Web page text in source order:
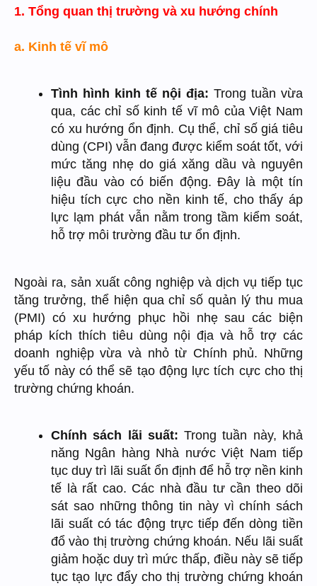
1. Tổng quan thị trường và xu hướng chính
a. Kinh tế vĩ mô
Tình hình kinh tế nội địa: Trong tuần vừa
qua, các chỉ số kinh tế vĩ mô của Việt Nam
có xu hướng ổn định. Cụ thể, chỉ số giá tiêu
dùng (CPI) vẫn đang được kiểm soát tốt, với
mức tăng nhẹ do giá xăng dầu và nguyên
liệu đầu vào có biến động. Đây là một tín
hiệu tích cực cho nền kinh tế, cho thấy áp
lực lạm phát vẫn nằm trong tầm kiểm soát,
hỗ trợ môi trường đầu tư ổn định.
Ngoài ra, sản xuất công nghiệp và dịch vụ tiếp tục
tăng trưởng, thể hiện qua chỉ số quản lý thu mua
(PMI) có xu hướng phục hồi nhẹ sau các biện
pháp kích thích tiêu dùng nội địa và hỗ trợ các
doanh nghiệp vừa và nhỏ từ Chính phủ. Những
yếu tố này có thể sẽ tạo động lực tích cực cho thị
trường chứng khoán.
Chính sách lãi suất: Trong tuần này, khả
năng Ngân hàng Nhà nước Việt Nam tiếp
tục duy trì lãi suất ổn định để hỗ trợ nền kinh
tế là rất cao. Các nhà đầu tư cần theo dõi
sát sao những thông tin này vì chính sách
lãi suất có tác động trực tiếp đến dòng tiền
đổ vào thị trường chứng khoán. Nếu lãi suất
giảm hoặc duy trì mức thấp, điều này sẽ tiếp
tục tạo lực đẩy cho thị trường chứng khoán